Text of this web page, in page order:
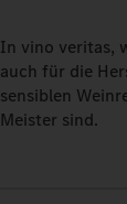
In vino veritas,
auch für die
sensiblen
Meister sind.